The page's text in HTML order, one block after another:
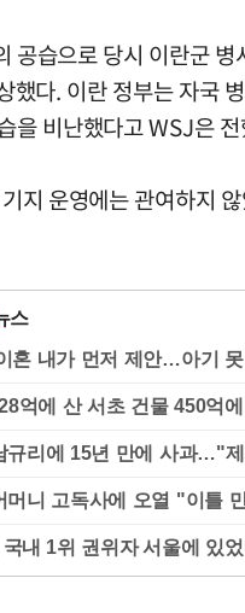
공습으로 당시 이란군
했다. 이란 정부는 자국
을 비난했다고 WSJ은
지 운영에는 관여하지
스
혼 내가 먼저 제안…아기
억에 산 서초 건물 450억
규리에 15년 만에 사과…"
머니 고독사에 오열 "이틀